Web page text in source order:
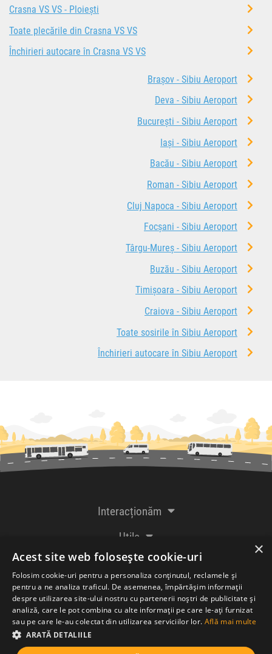
Crasna VS VS - Ploiești
Toate plecările din Crasna VS VS
Închirieri autocare în Crasna VS VS
Brașov - Sibiu Aeroport
Deva - Sibiu Aeroport
București - Sibiu Aeroport
Iași - Sibiu Aeroport
Bacău - Sibiu Aeroport
Roman - Sibiu Aeroport
Cluj Napoca - Sibiu Aeroport
Focșani - Sibiu Aeroport
Târgu-Mureș - Sibiu Aeroport
Buzău - Sibiu Aeroport
Timișoara - Sibiu Aeroport
Craiova - Sibiu Aeroport
Toate sosirile în Sibiu Aeroport
Închirieri autocare în Sibiu Aeroport
Interacționăm
Utile
De la creatorii
Acceptăm plăți cu
×
Acest site web folosește cookie-uri
Folosim cookie-uri pentru a personaliza conținutul, reclamele și
pentru a ne analiza traficul. De asemenea, împărtășim informații
despre utilizarea site-ului nostru cu partenerii noștri de publicitate și
analiză, care le pot combina cu alte informații pe care le-ați furnizat
sau pe care le-au colectat din utilizarea serviciilor lor. Află mai multe
ARATĂ DETALIILE